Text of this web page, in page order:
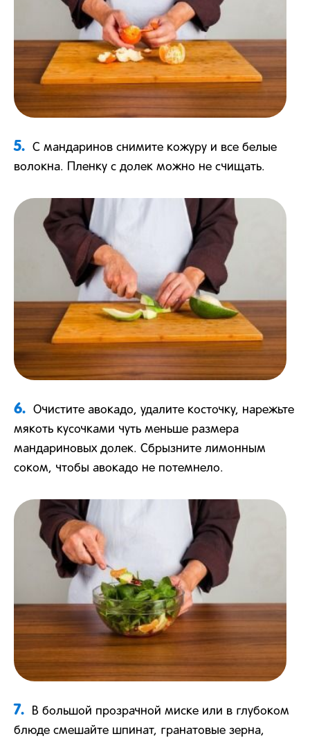
5.
С мандаринов снимите кожуру и все белые
волокна. Пленку с долек можно не счищать.
6.
Очистите авокадо, удалите косточку, нарежьте
мякоть кусочками чуть меньше размера
мандариновых долек. Сбрызните лимонным
соком, чтобы авокадо не потемнело.
7.
В большой прозрачной миске или в глубоком
блюде смешайте шпинат, гранатовые зерна,